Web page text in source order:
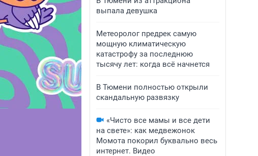
выпала девушка
Метеоролог предрек самую
мощную климатическую
катастрофу за последнюю
тысячу лет: когда всё начнется
В Тюмени полностью открыли
скандальную развязку
«Чисто все мамы и все дети
на свете»: как медвежонок
Момота покорил буквально весь
интернет. Видео